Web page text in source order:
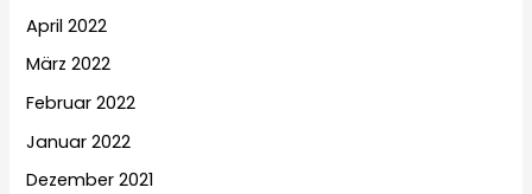
April 2022
März 2022
Februar 2022
Januar 2022
Dezember 2021